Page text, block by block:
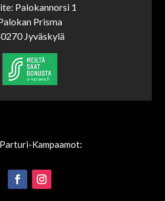
Palokannorsi 1
Prisma
Jyväskylä
Kampaamot: